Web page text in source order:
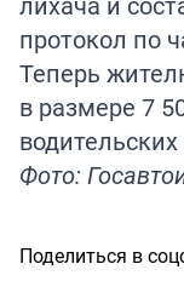
протокол по
Теперь
в размере 7
Фото:
Поделиться в